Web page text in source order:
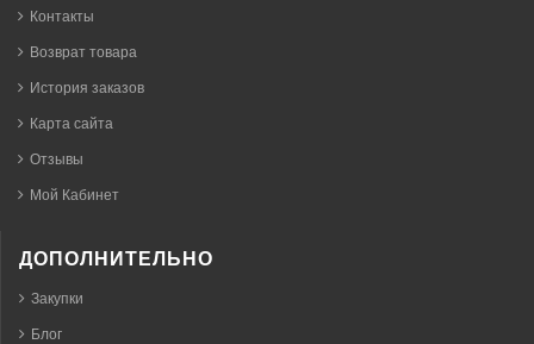
Контакты
Возврат товара
История заказов
Карта сайта
Отзывы
Мой Кабинет
ДОПОЛНИТЕЛЬНО
Закупки
Блог